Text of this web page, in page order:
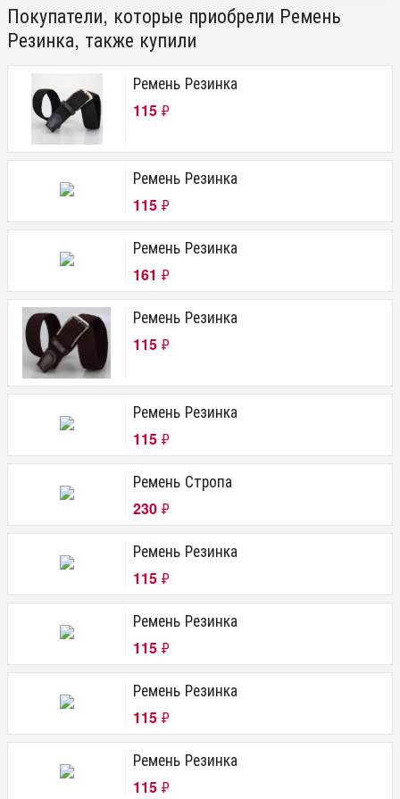
Покупатели, которые приобрели Ремень
Резинка, также купили
Ремень Резинка
115 ₽
Ремень Резинка
115 ₽
Ремень Резинка
161 ₽
Ремень Резинка
115 ₽
Ремень Резинка
115 ₽
Ремень Стропа
230 ₽
Ремень Резинка
115 ₽
Ремень Резинка
115 ₽
Ремень Резинка
115 ₽
Ремень Резинка
115 ₽